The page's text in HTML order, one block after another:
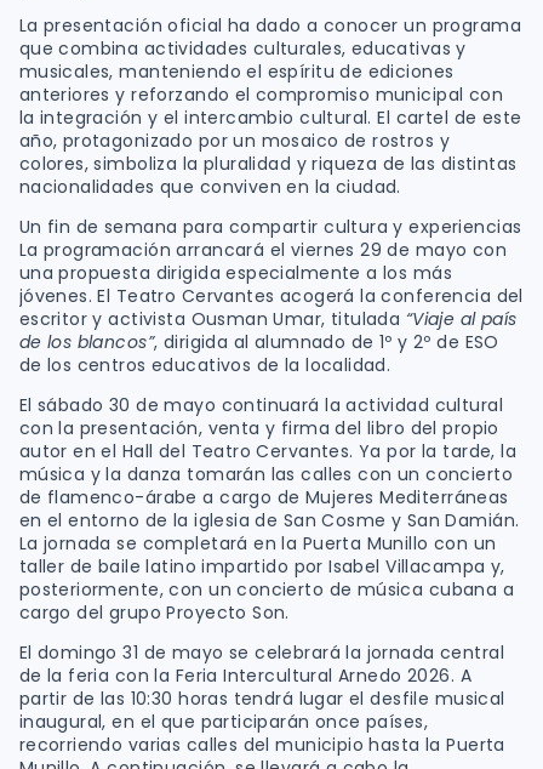
La presentación oficial ha dado a conocer un programa
que combina actividades culturales, educativas y
musicales, manteniendo el espíritu de ediciones
anteriores y reforzando el compromiso municipal con
la integración y el intercambio cultural. El cartel de este
año, protagonizado por un mosaico de rostros y
colores, simboliza la pluralidad y riqueza de las distintas
nacionalidades que conviven en la ciudad.
Un fin de semana para compartir cultura y experiencias
La programación arrancará el viernes 29 de mayo con
una propuesta dirigida especialmente a los más
jóvenes. El Teatro Cervantes acogerá la conferencia del
escritor y activista Ousman Umar, titulada “Viaje al país
de los blancos”, dirigida al alumnado de 1º y 2º de ESO
de los centros educativos de la localidad.
El sábado 30 de mayo continuará la actividad cultural
con la presentación, venta y firma del libro del propio
autor en el Hall del Teatro Cervantes. Ya por la tarde, la
música y la danza tomarán las calles con un concierto
de flamenco-árabe a cargo de Mujeres Mediterráneas
en el entorno de la iglesia de San Cosme y San Damián.
La jornada se completará en la Puerta Munillo con un
taller de baile latino impartido por Isabel Villacampa y,
posteriormente, con un concierto de música cubana a
cargo del grupo Proyecto Son.
El domingo 31 de mayo se celebrará la jornada central
de la feria con la Feria Intercultural Arnedo 2026. A
partir de las 10:30 horas tendrá lugar el desfile musical
inaugural, en el que participarán once países,
recorriendo varias calles del municipio hasta la Puerta